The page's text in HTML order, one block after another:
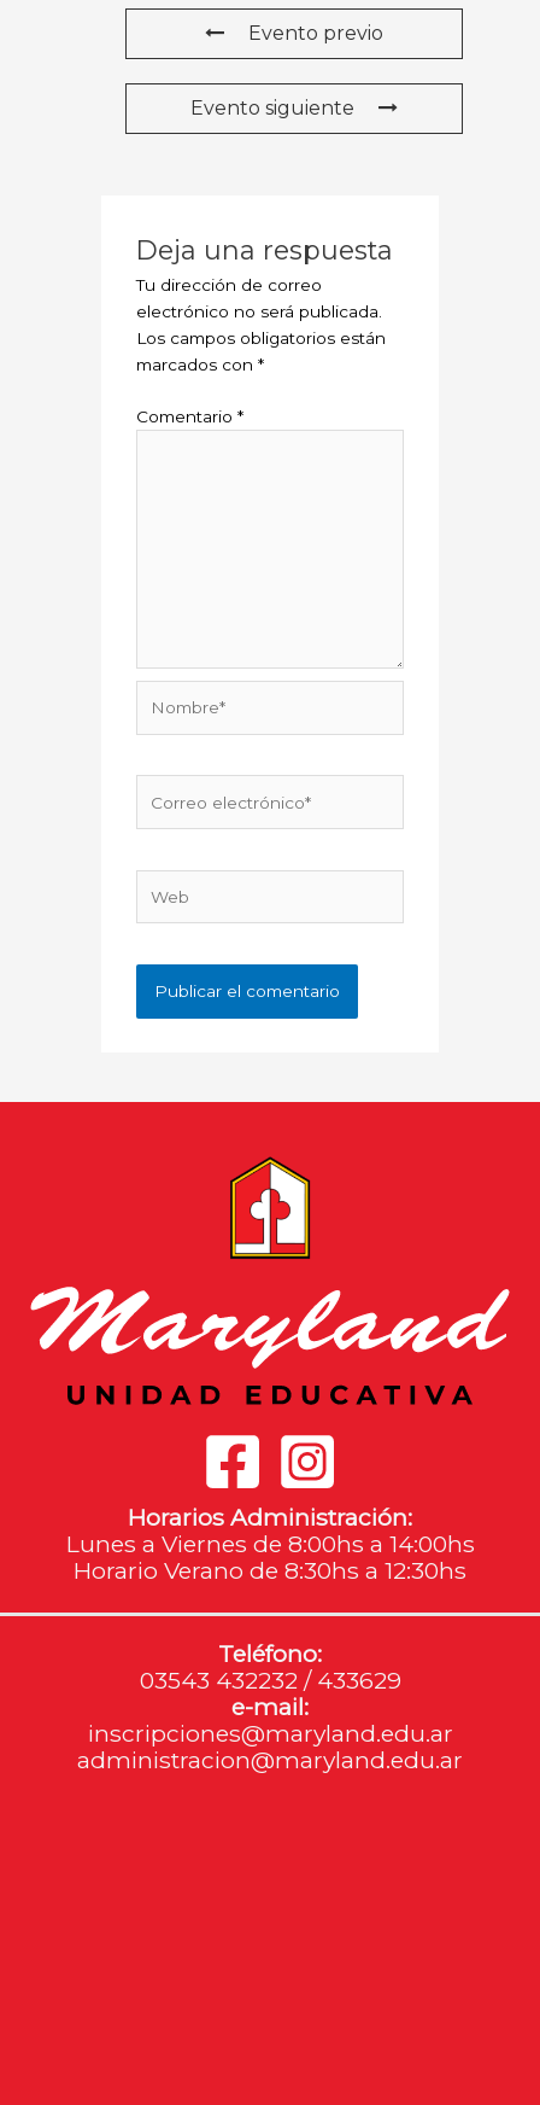
Evento previo
Evento siguiente
Deja una respuesta
Tu dirección de correo
electrónico no será publicada.
Los campos obligatorios están
marcados con*
Comentario*
electrónico*
Horarios Administración:
Lunes a Viernes de 8:00hs a 14:00hs
Horario Verano de 8:30hs a 12:30hs
Teléfono:
03543 432232 / 433629
e-mail:
inscripciones@maryland.edu.ar
administracion@maryland.edu.ar